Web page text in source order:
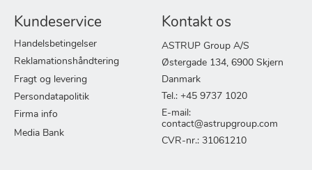
Kundeservice
Handelsbetingelser
Reklamationshåndtering
Fragt og levering
Persondatapolitik
Firma info
Media Bank
Kontakt os
ASTRUP Group A/S
Østergade 134, 6900 Skjern
Danmark
Tel.: +45 9737 1020
E-mail:
contact@astrupgroup.com
CVR-nr.: 31061210